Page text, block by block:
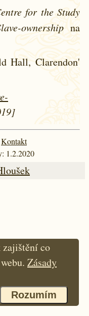
for the Study
ownership na
Hall, Clarendon'
Kontakt
1.2.2020
zajištění co
Zásady
Rozumím